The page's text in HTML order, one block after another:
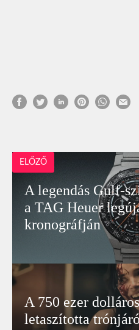
ELŐZŐ
A legendás Gulf-
a TAG Heuer
kronográfján
A 750 ezer
letaszította